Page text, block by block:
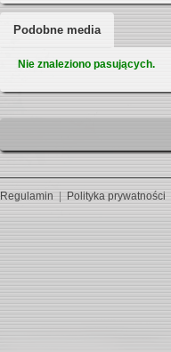
Podobne media
Nie znaleziono pasujących.
Regulamin Polityka prywatności